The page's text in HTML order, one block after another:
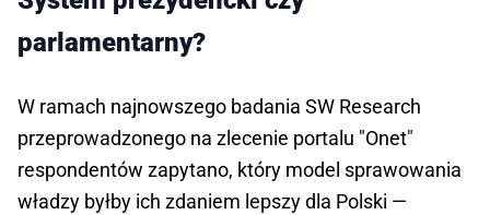
parlamentarny?
W ramach najnowszego badania SW Research
przeprowadzonego na zlecenie portalu "Onet"
respondentów zapytano, który model sprawowania
władzy byłby ich zdaniem lepszy dla Polski —